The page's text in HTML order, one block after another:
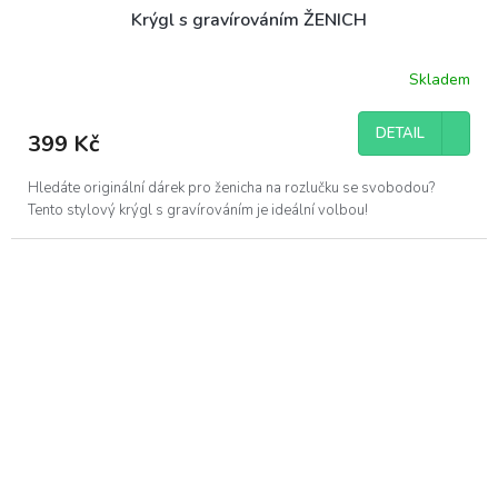
Krýgl s gravírováním ŽENICH
Skladem
399 Kč DETAIL
Hledáte originální dárek pro ženicha na rozlučku se svobodou?
Tento stylový krýgl s gravírováním je ideální volbou!